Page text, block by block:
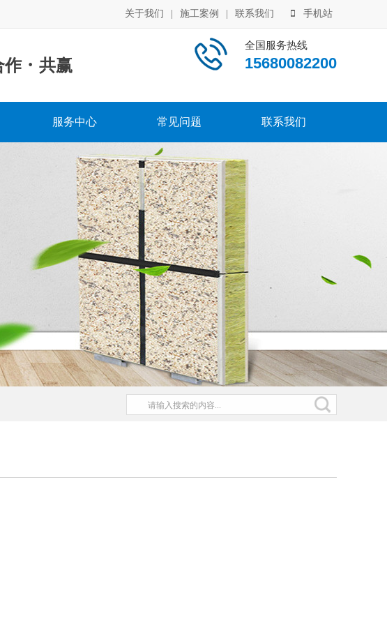
关于我们 施工案例 联系我们 手机站
作 · 共赢
全国服务热线
15680082200
服务中心 常见问题 联系我们